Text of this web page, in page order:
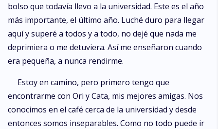
bolso que todavía llevo a la universidad. Este es el año
más importante, el último año. Luché duro para llegar
aquí y superé a todos y a todo, no dejé que nada me
deprimiera o me detuviera. Así me enseñaron cuando
era pequeña, a nunca rendirme.
Estoy en camino, pero primero tengo que
encontrarme con Ori y Cata, mis mejores amigas. Nos
conocimos en el café cerca de la universidad y desde
entonces somos inseparables. Como no todo puede ir